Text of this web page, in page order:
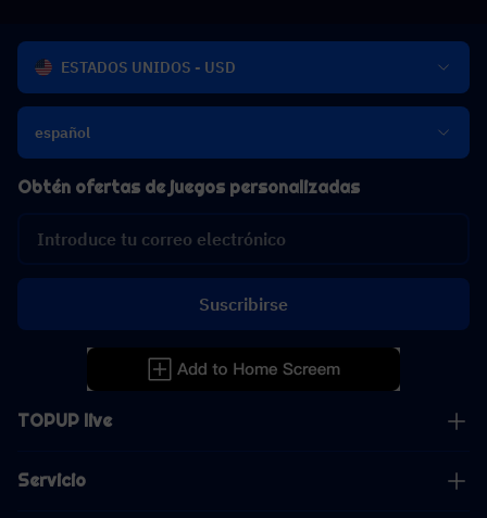
ESTADOS UNIDOS - USD
español
TOPUP live
Servicio
Obtén ofertas de juegos personalizadas
Suscribirse